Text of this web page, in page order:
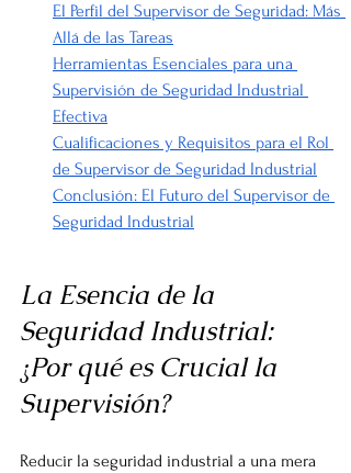
El Perfil del Supervisor de Seguridad: Más
Allá de las Tareas
Herramientas Esenciales para una
Supervisión de Seguridad Industrial
Efectiva
Cualificaciones y Requisitos para el Rol
de Supervisor de Seguridad Industrial
Conclusión: El Futuro del Supervisor de
Seguridad Industrial
La Esencia de la
Seguridad Industrial:
¿Por qué es Crucial la
Supervisión?
Reducir la seguridad industrial a una mera